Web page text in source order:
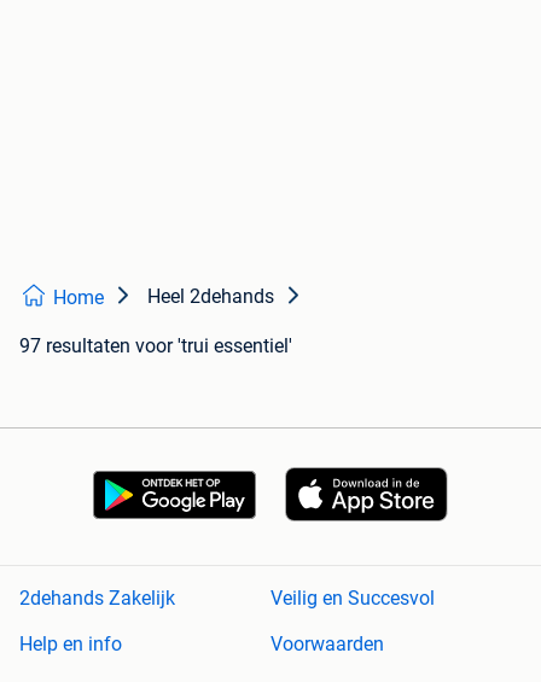
Home Heel 2dehands
97 resultaten voor 'trui essentiel'
2dehands Zakelijk
Veilig en Succesvol
Help en info
Voorwaarden